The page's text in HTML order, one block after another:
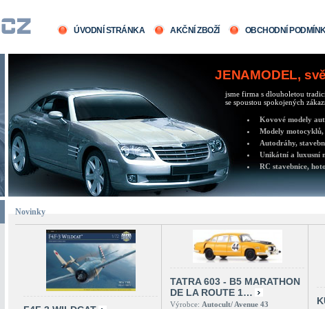
ÚVODNÍ STRÁNKA AKČNÍ ZBOŽÍ OBCHODNÍ
JENAMODEL,
jsme firma s dlouholetou
se spoustou spokojených
Kovové modely
Modely
Autodráhy,
Unikátní a luxusní
RC stavebnice,
Novinky
TATRA 603 - B5 MARATHON
DE LA ROUTE 1…
Výrobce: Autocult/ Avenue 43